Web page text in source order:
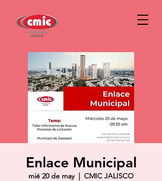
Enlace Municipal
mié 20 de may
  |
CMIC JALISCO